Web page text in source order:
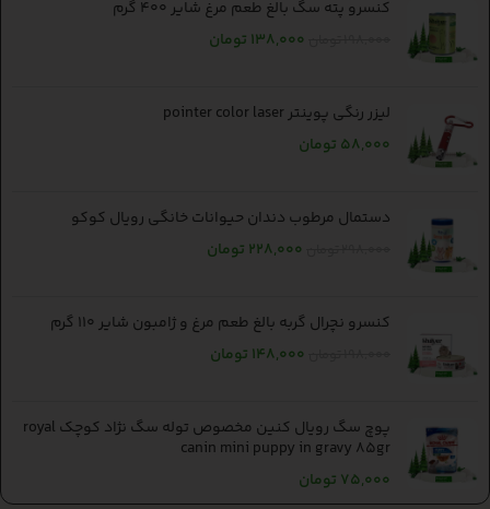
کنسرو پته سگ بالغ طعم مرغ شایر 400 گرم
138,000 تومان
لیزر رنگی پوینتر pointer color laser
58,000 تومان
دستمال مرطوب دندان حیوانات خانگی رویال کوکو
228,000 تومان
کنسرو نچرال گربه بالغ طعم مرغ و ژامبون شایر 110 گرم
148,000 تومان
پوچ سگ رویال کنین مخصوص توله سگ نژاد کوچک royal
canin mini puppy in gravy 85gr
75,000 تومان